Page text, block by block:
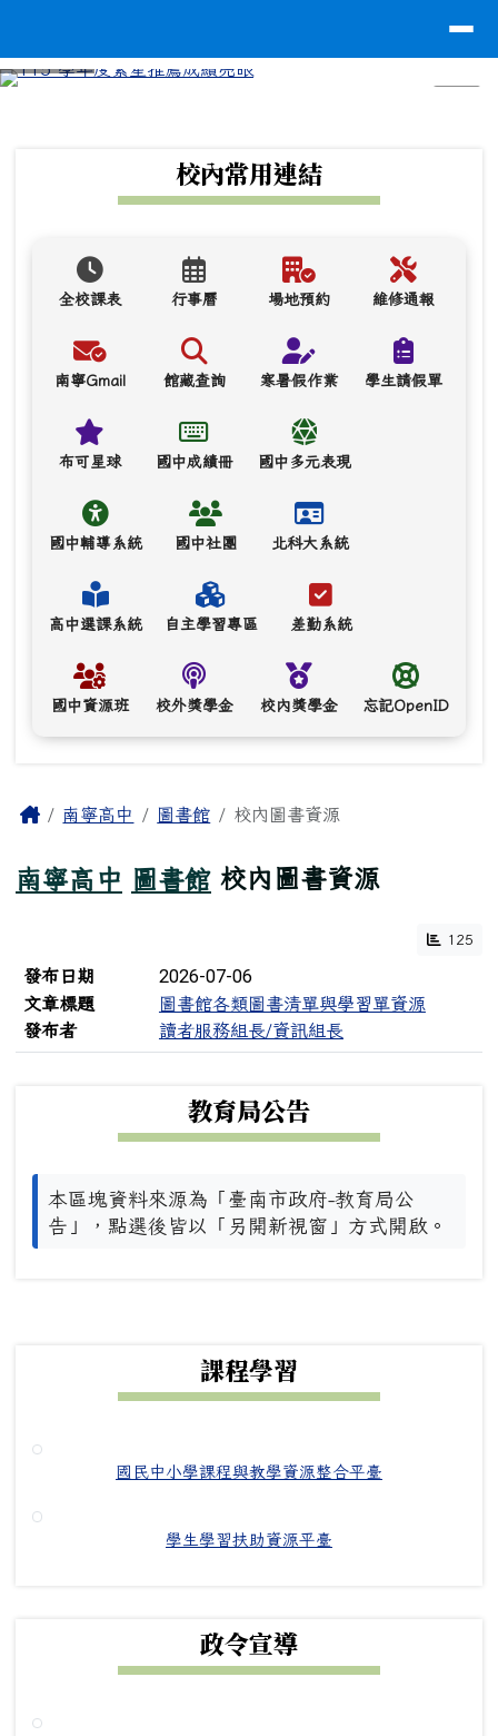
校內常用連結
全校課表 行事曆 場地預約 維修通報
南寧Gmail 館藏查詢 寒暑假作業 學生請假單
布可星球 國中成績冊 國中多元表現
國中輔導系統 國中社團 北科大系統
高中選課系統 自主學習專區 差勤系統
國中資源班 校外獎學金 校內獎學金 忘記OpenID
主內容區域
Home南寧高中 圖書館 校內圖書資源
南寧高中 圖書館 校內圖書資源
125
文章列表
發布日期 2026-07-06
文章標題
圖書館各類圖書清單與學習單資源
發布者
讀者服務組長/資訊組長
教育局公告
本區塊資料來源為「臺南市政府-教育局公
告」，點選後皆以「另開新視窗」方式開啟。
課程學習
國民中小學課程與教學資源整合平臺
學生學習扶助資源平臺
政令宣導